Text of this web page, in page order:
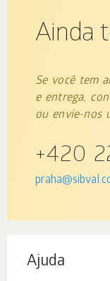
Ainda
Se você tem
e entrega,
ou envie-nos
+420
Ajuda